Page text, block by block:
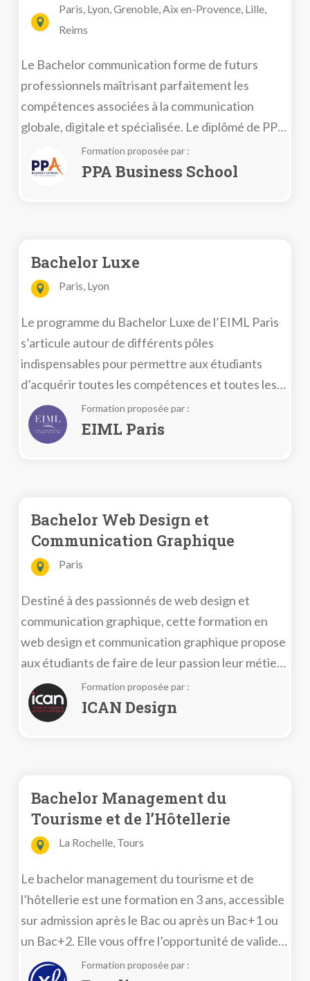
Paris, Lyon, Grenoble, Aix en-Provence, Lille,
Reims
Le Bachelor communication forme de futurs
professionnels maîtrisant parfaitement les
compétences associées à la communication
globale, digitale et spécialisée. Le diplômé de PPA
sera capable de proposer à toute organisation,
une stratégie de communication cohérente,
Formation proposée par :
PPA Business School
Bachelor Luxe
Paris, Lyon
Le programme du Bachelor Luxe de l’EIML Paris
s’articule autour de différents pôles
indispensables pour permettre aux étudiants
d’acquérir toutes les compétences et toutes les
connaissances nécessaires dans le domaine du
luxe. En effet, ils doivent pouvoir connaître les
principes fondamentaux du luxe autour de sur son
Formation proposée par :
EIML Paris
Bachelor Web Design et
Communication Graphique
Paris
Destiné à des passionnés de web design et
communication graphique, cette formation en
web design et communication graphique propose
aux étudiants de faire de leur passion leur métier.
Coupler les fondamentaux de l’informatique et les
fondamentaux du graphisme est le maître mot de
cette formation en web design.
Formation proposée par :
ICAN Design
Bachelor Management du
Tourisme et de l’Hôtellerie
La Rochelle, Tours
Le bachelor management du tourisme et de
l’hôtellerie est une formation en 3 ans, accessible
sur admission après le Bac ou après un Bac+1 ou
un Bac+2. Elle vous offre l’opportunité de valider
un double diplôme de licence avec l’ESTHUA ou
Formation proposée par :